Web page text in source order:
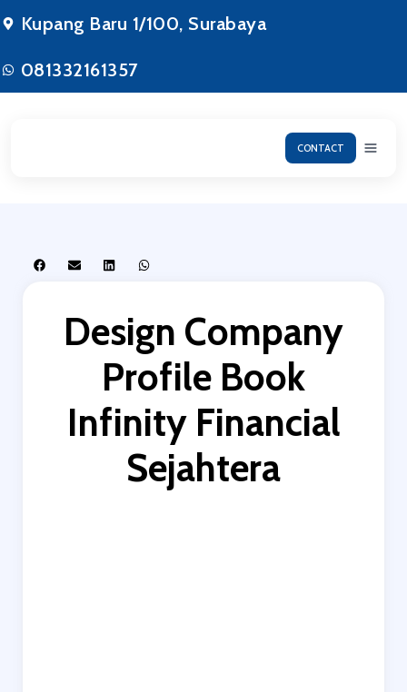
konten
Kupang Baru 1/100, Surabaya
081332161357
CONTACT
Design Company
Profile Book
Infinity Financial
Sejahtera